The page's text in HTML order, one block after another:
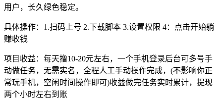
用户，长久绿色稳定。
具体操作：1.扫码上号 2.下载脚本 3.设置权限 4：点击开始躺
赚收钱
项目收益：每天撸10-20元左右，一个手机登录后台可多号手
动做任务，无需实名，全程人工手动操作完成，(不影响你正
常玩手机，空闲时间操作即可)收益做完任务实时累计，提现
两个小时左右到账